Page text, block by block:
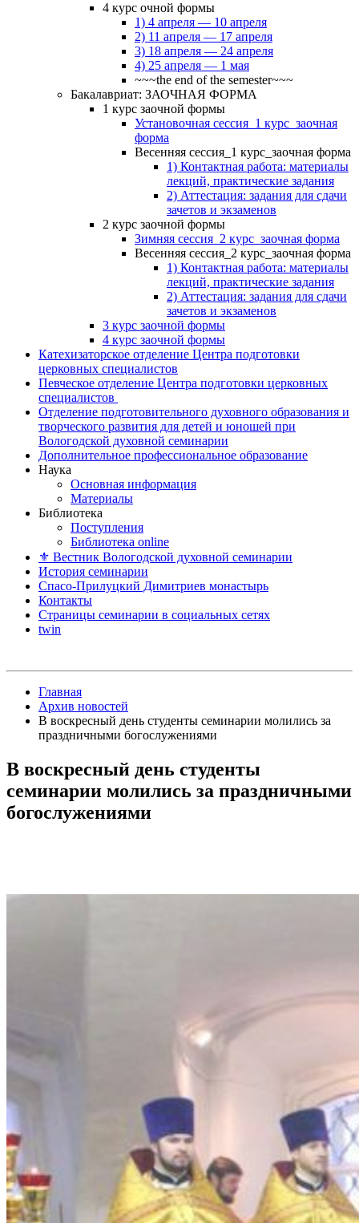
4 курс очной формы
1) 4 апреля — 10 апреля
2) 11 апреля — 17 апреля
3) 18 апреля — 24 апреля
4) 25 апреля — 1 мая
~~~the end of the semester~~~
Бакалавриат: ЗАОЧНАЯ ФОРМА
1 курс заочной формы
Установочная сессия_1 курс_заочная
форма
Весенняя сессия_1 курс_заочная форма
1) Контактная работа: материалы
лекций, практические задания
2) Аттестация: задания для сдачи
зачетов и экзаменов
2 курс заочной формы
Зимняя сессия_2 курс_заочная форма
Весенняя сессия_2 курс_заочная форма
1) Контактная работа: материалы
лекций, практические задания
2) Аттестация: задания для сдачи
зачетов и экзаменов
3 курс заочной формы
4 курс заочной формы
Катехизаторское отделение Центра подготовки
церковных специалистов
Певческое отделение Центра подготовки церковных
специалистов
Отделение подготовительного духовного образования и
творческого развития для детей и юношей при
Вологодской духовной семинарии
Дополнительное профессиональное образование
Наука
Основная информация
Материалы
Библиотека
Поступления
Библиотека online
⚜ Вестник Вологодской духовной семинарии
История семинарии
Спасо-Прилуцкий Димитриев монастырь
Контакты
Страницы семинарии в социальных сетях
twin
Главная
Архив новостей
В воскресный день студенты семинарии молились за
праздничными богослужениями
В воскресный день студенты
семинарии молились за праздничными
богослужениями